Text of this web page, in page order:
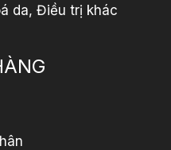
da, Điều trị khác